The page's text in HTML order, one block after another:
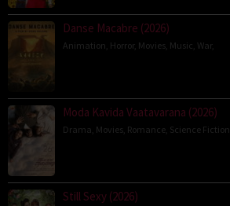
Danse Macabre (2026)
Animation Horror, Movies Music War,
Moda Kavida Vaatavarana (2026)
Drama Movies Romance Science Fiction
Still Sexy (2026)